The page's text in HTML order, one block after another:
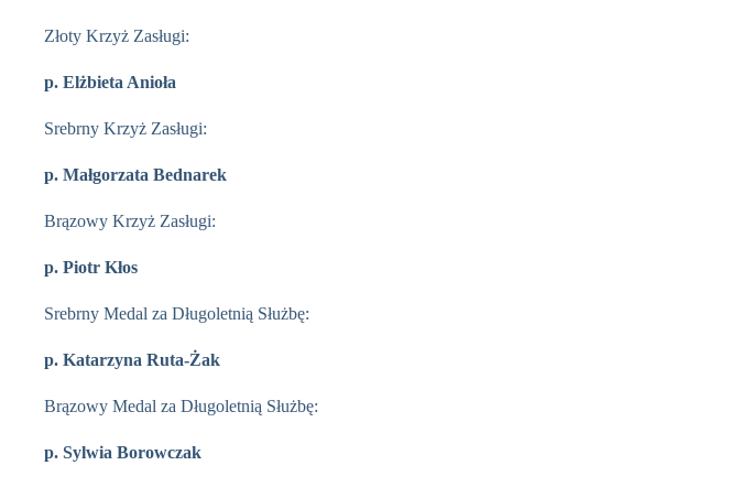
Złoty Krzyż Zasługi:
p. Elżbieta Anioła
Srebrny Krzyż Zasługi:
p. Małgorzata Bednarek
Brązowy Krzyż Zasługi:
p. Piotr Kłos
Srebrny Medal za Długoletnią Służbę:
p. Katarzyna Ruta-Żak
Brązowy Medal za Długoletnią Służbę:
p. Sylwia Borowczak